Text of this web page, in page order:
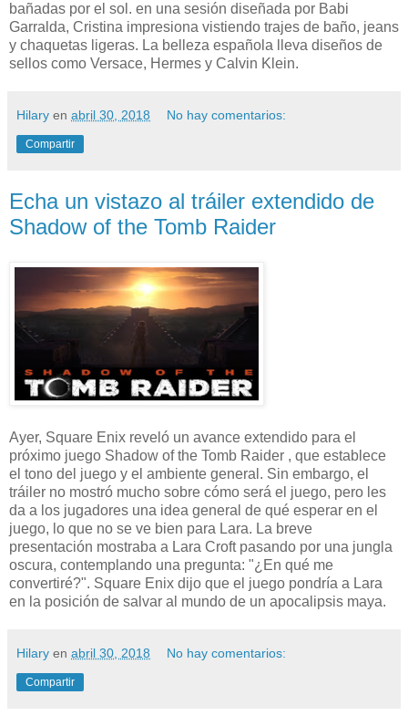
bañadas por el sol. en una sesión diseñada por Babi
Garralda, Cristina impresiona vistiendo trajes de baño, jeans
y chaquetas ligeras. La belleza española lleva diseños de
sellos como Versace, Hermes y Calvin Klein.
Hilary en abril 30, 2018 No hay comentarios:
Compartir
Echa un vistazo al tráiler extendido de
Shadow of the Tomb Raider
Ayer, Square Enix reveló un avance extendido para el
próximo juego Shadow of the Tomb Raider , que establece
el tono del juego y el ambiente general. Sin embargo, el
tráiler no mostró mucho sobre cómo será el juego, pero les
da a los jugadores una idea general de qué esperar en el
juego, lo que no se ve bien para Lara. La breve
presentación mostraba a Lara Croft pasando por una jungla
oscura, contemplando una pregunta: "¿En qué me
convertiré?". Square Enix dijo que el juego pondría a Lara
en la posición de salvar al mundo de un apocalipsis maya.
Hilary en abril 30, 2018 No hay comentarios:
Compartir